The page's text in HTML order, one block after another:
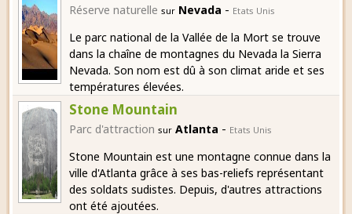
Réserve naturelle sur Nevada - Etats Unis
Le parc national de la Vallée de la Mort se trouve
dans la chaîne de montagnes du Nevada la Sierra
Nevada. Son nom est dû à son climat aride et ses
températures élevées.
Stone Mountain
Parc d'attraction sur Atlanta - Etats Unis
Stone Mountain est une montagne connue dans la
ville d'Atlanta grâce à ses bas-reliefs représentant
des soldats sudistes. Depuis, d'autres attractions
ont été ajoutées.